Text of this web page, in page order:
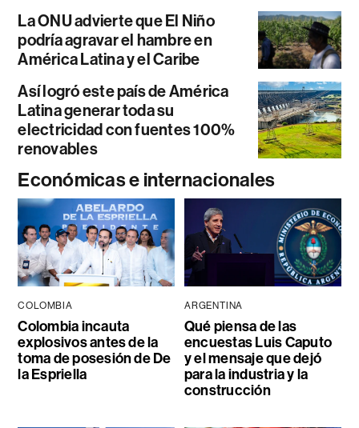
La ONU advierte que El Niño
podría agravar el hambre en
América Latina y el Caribe
Así logró este país de América
Latina generar toda su
electricidad con fuentes 100%
renovables
Económicas e internacionales
COLOMBIA
Colombia incauta
explosivos antes de la
toma de posesión de De
la Espriella
ARGENTINA
Qué piensa de las
encuestas Luis Caputo
y el mensaje que dejó
para la industria y la
construcción